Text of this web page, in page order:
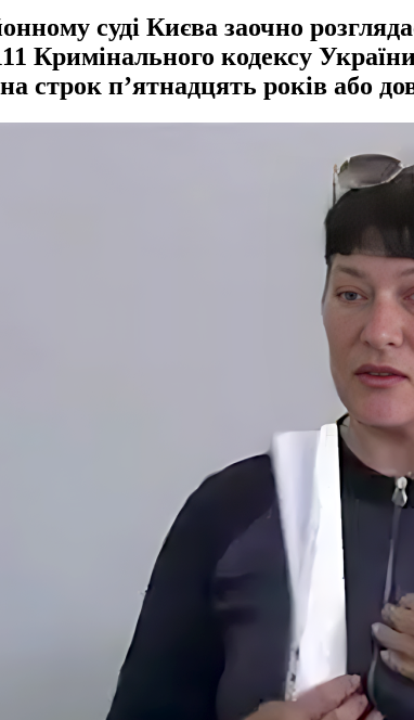
суді Києва заочно
Кримінального кодексу
строк п’ятнадцять років або